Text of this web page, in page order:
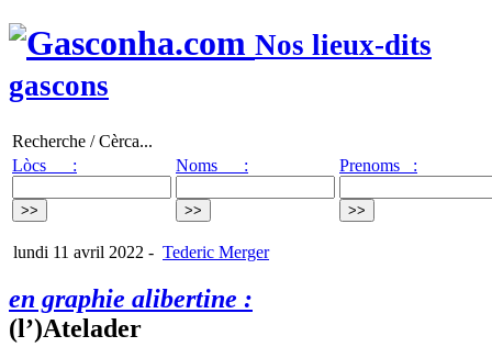
Nos lieux-dits
gascons
Recherche / Cèrca...
Lòcs :
Noms : Prenoms :
lundi 11 avril 2022 - Tederic Merger
en graphie alibertine :
(l’)Atelader